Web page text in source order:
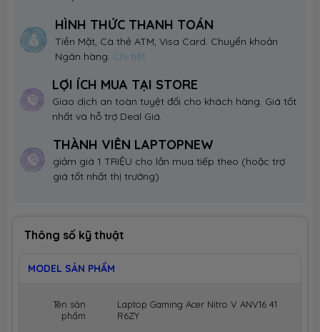
HÌNH THỨC THANH TOÁN
Tiền Mặt, Cà thẻ ATM, Visa Card. Chuyển khoản
Ngân hàng. Chi tiết
LỢI ÍCH MUA TẠI STORE
Giao dịch an toàn tuyệt đối cho khách hàng. Giá tốt
nhất và hỗ trợ Deal Giá.
THÀNH VIÊN LAPTOPNEW
giảm giá 1 TRIỆU cho lần mua tiếp theo (hoặc trợ
giá tốt nhất thị trường)
Thông số kỹ thuật
MODEL SẢN PHẨM
Tên sản
phẩm
Laptop Gaming Acer Nitro V ANV16 41
R6ZY